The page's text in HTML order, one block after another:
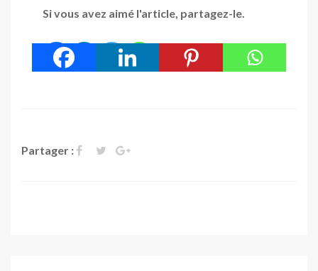
Si vous avez aimé l'article, partagez-le.
Partager :